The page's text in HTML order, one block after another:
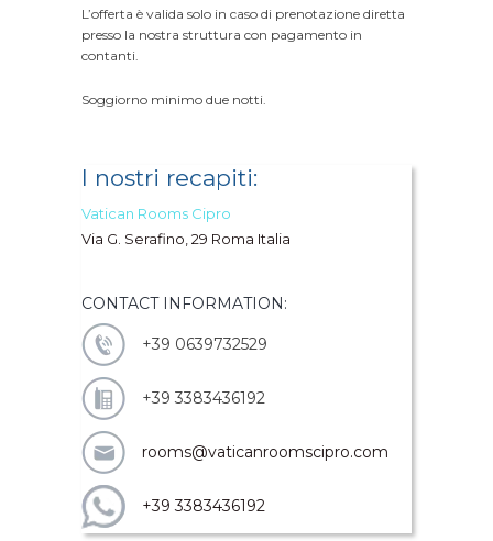
L’offerta è valida solo in caso di prenotazione diretta
presso la nostra struttura con pagamento in
contanti.
Soggiorno minimo due notti.
I nostri recapiti:
Vatican Rooms Cipro
Via G. Serafino, 29 Roma Italia
CONTACT INFORMATION:
+39 0639732529
+39 3383436192
rooms@vaticanroomscipro.com
+39 3383436192